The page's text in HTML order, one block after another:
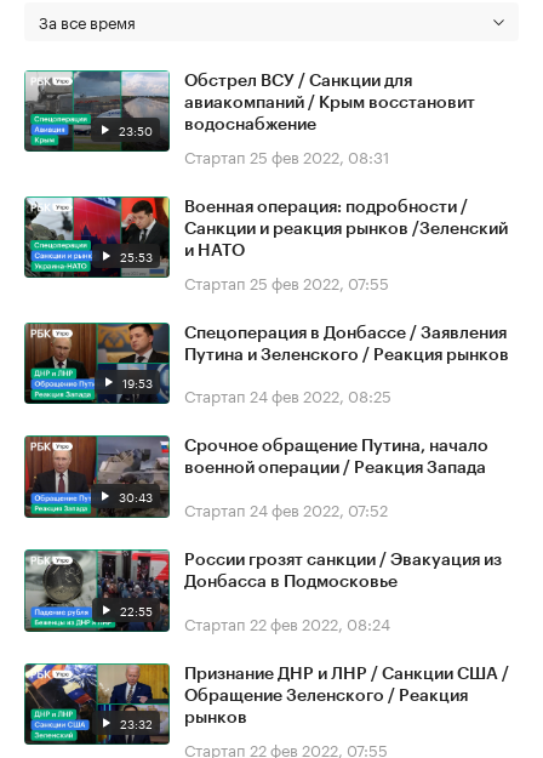
За все время
23:50
Обстрел ВСУ / Санкции для
авиакомпаний / Крым восстановит
водоснабжение
Стартап 25 фев 2022, 08:31
25:53
Военная операция: подробности /
Санкции и реакция рынков /Зеленский
и НАТО
Стартап 25 фев 2022, 07:55
19:53
Спецоперация в Донбассе / Заявления
Путина и Зеленского / Реакция рынков
Стартап 24 фев 2022, 08:25
30:43
Срочное обращение Путина, начало
военной операции / Реакция Запада
Стартап 24 фев 2022, 07:52
22:55
России грозят санкции / Эвакуация из
Донбасса в Подмосковье
Стартап 22 фев 2022, 08:24
23:32
Признание ДНР и ЛНР / Санкции США /
Обращение Зеленского / Реакция
рынков
Стартап 22 фев 2022, 07:55